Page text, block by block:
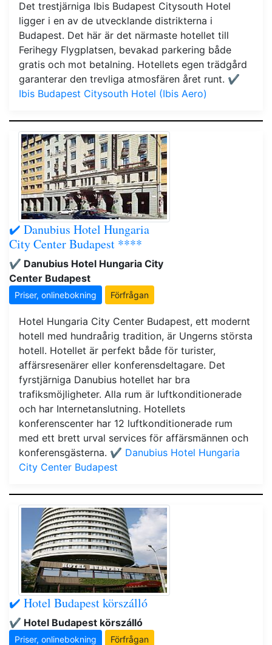
Det trestjärniga Ibis Budapest Citysouth Hotel
ligger i en av de utvecklande distrikterna i
Budapest. Det här är det närmaste hotellet till
Ferihegy Flygplatsen, bevakad parkering både
gratis och mot betalning. Hotellets egen trädgård
garanterar den trevliga atmosfären året runt. ✔️
Ibis Budapest Citysouth Hotel (Ibis Aero)
✔️ Danubius Hotel Hungaria
City Center Budapest ****
✔️ Danubius Hotel Hungaria City
Center Budapest
Priser, onlinebokning Förfrågan
Hotel Hungaria City Center Budapest, ett modernt
hotell med hundraårig tradition, är Ungerns största
hotell. Hotellet är perfekt både för turister,
affärsresenärer eller konferensdeltagare. Det
fyrstjärniga Danubius hotellet har bra
trafiksmöjligheter. Alla rum är luftkonditionerade
och har Internetanslutning. Hotellets
konferenscenter har 12 luftkonditionerade rum
med ett brett urval services för affärsmännen och
konferensgästerna. ✔️ Danubius Hotel Hungaria
City Center Budapest
✔️ Hotel Budapest körszálló
✔️ Hotel Budapest körszálló
Priser, onlinebokning Förfrågan